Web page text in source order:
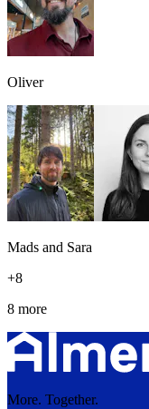
Oliver
Mads and Sara
+8
8 more
More. Together.